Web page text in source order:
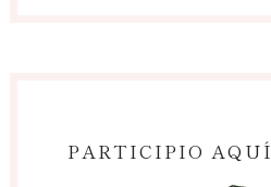
PARTICIPIO AQUÍ